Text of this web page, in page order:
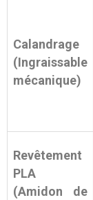
Calandrage
(Ingraissable
mécanique)
Revêtement
PLA
(Amidon de